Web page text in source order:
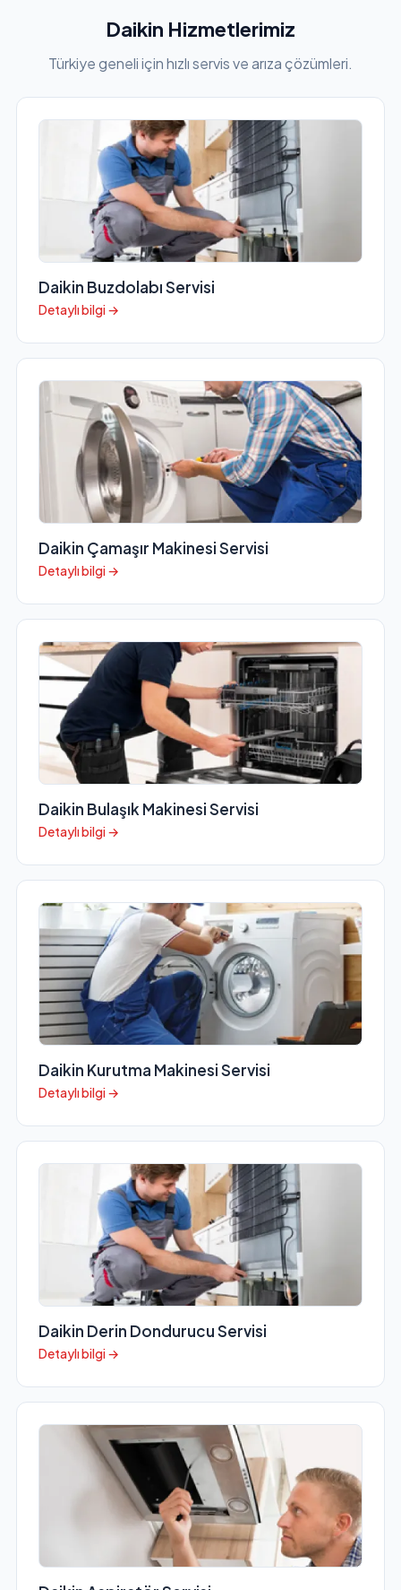
Daikin Hizmetlerimiz
Türkiye geneli için hızlı servis ve arıza çözümleri.
Daikin Buzdolabı Servisi
Detaylı bilgi →
Daikin Çamaşır Makinesi Servisi
Detaylı bilgi →
Daikin Bulaşık Makinesi Servisi
Detaylı bilgi →
Daikin Kurutma Makinesi Servisi
Detaylı bilgi →
Daikin Derin Dondurucu Servisi
Detaylı bilgi →